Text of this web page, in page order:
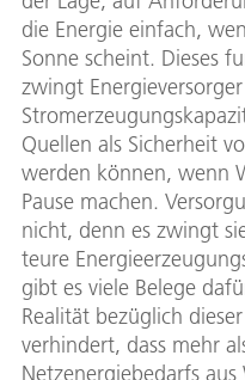
die Energie einfach,
Sonne scheint. Dieses
zwingt
Quellen als Sicherheit
werden können, wenn
Pause machen.
nicht, denn es zwingt
teure
gibt es viele Belege
Realität bezüglich
verhindert, dass mehr
Netzenergiebedarfs